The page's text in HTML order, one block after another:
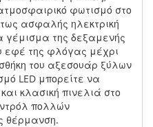
φωτισμό στο
ασφαλής ηλεκτρική
γέμισμα της δεξαμενής
εφέ της φλόγας μέχρι
του αξεσουάρ ξύλων
LED μπορείτε να
κλασική πινελιά στο
πολλών
θέρμανση.